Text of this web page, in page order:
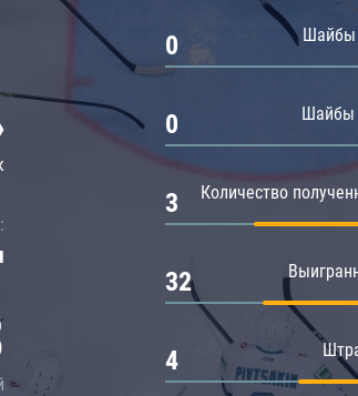
Шайбы
0
Шайбы
0
Количество
3
32
4